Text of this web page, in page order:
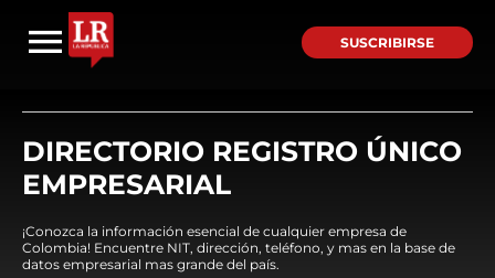
SUSCRIBIRSE
DIRECTORIO REGISTRO ÚNICO
EMPRESARIAL
¡Conozca la información esencial de cualquier empresa de
Colombia! Encuentre NIT, dirección, teléfono, y mas en la base de
datos empresarial mas grande del país.